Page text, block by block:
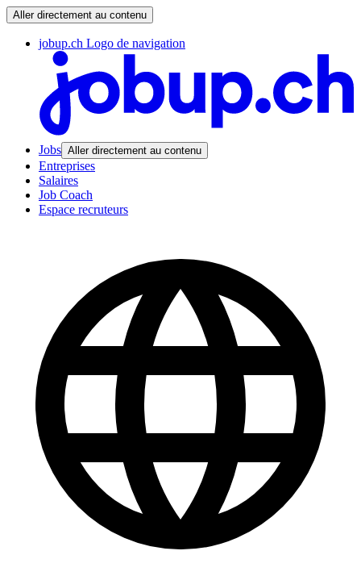
Aller directement au contenu
jobup.ch Logo de navigation
Jobs Aller directement au contenu
Entreprises
Salaires
Job Coach
Espace recruteurs